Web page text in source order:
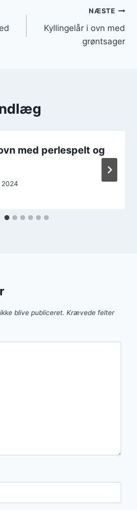
NÆSTE
Kyllingelår i ovn med
grøntsager
med perlespelt og
2024
blive publiceret. Krævede felter